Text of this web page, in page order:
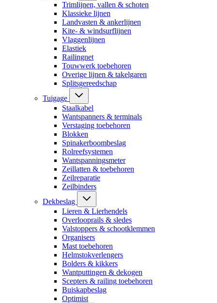
Trimlijnen, vallen & schoten
Klassieke lijnen
Landvasten & ankerlijnen
Kite- & windsurflijnen
Vlaggenlijnen
Elastiek
Railingnet
Touwwerk toebehoren
Overige lijnen & takelgaren
Splitsgereedschap
Tuigage
Staalkabel
Wantspanners & terminals
Verstaging toebehoren
Blokken
Spinakerboombeslag
Rolreefsystemen
Wantspanningsmeter
Zeillatten & toebehoren
Zeilreparatie
Zeilbinders
Dekbeslag
Lieren & Lierhendels
Overlooprails & sledes
Valstoppers & schootklemmen
Organisers
Mast toebehoren
Helmstokverlengers
Bolders & kikkers
Wantputtingen & dekogen
Scepters & railing toebehoren
Buiskapbeslag
Optimist